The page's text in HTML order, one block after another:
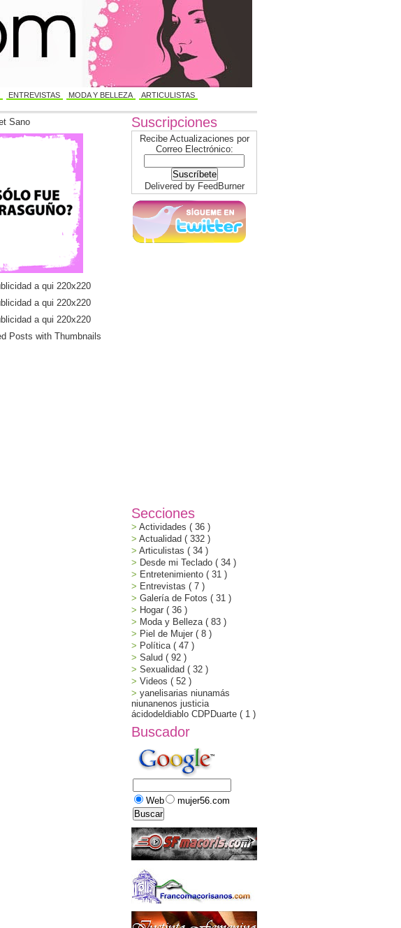
ENTREVISTAS MODA Y BELLEZA
ARTICULISTAS
Suscripciones
Recibe Actualizaciones por
Correo Electrónico:
Delivered by FeedBurner
Secciones
Actividades ( 36 )
Actualidad ( 332 )
Articulistas ( 34 )
Desde mi Teclado ( 34 )
Entretenimiento ( 31 )
Entrevistas ( 7 )
Galería de Fotos ( 31 )
Hogar ( 36 )
Moda y Belleza ( 83 )
Piel de Mujer ( 8 )
Política ( 47 )
Salud ( 92 )
Sexualidad ( 32 )
Videos ( 52 )
yanelisarias niunamás
niunanenos justicia
ácidodeldiablo CDPDuarte ( 1 )
Buscador
Web mujer56.com